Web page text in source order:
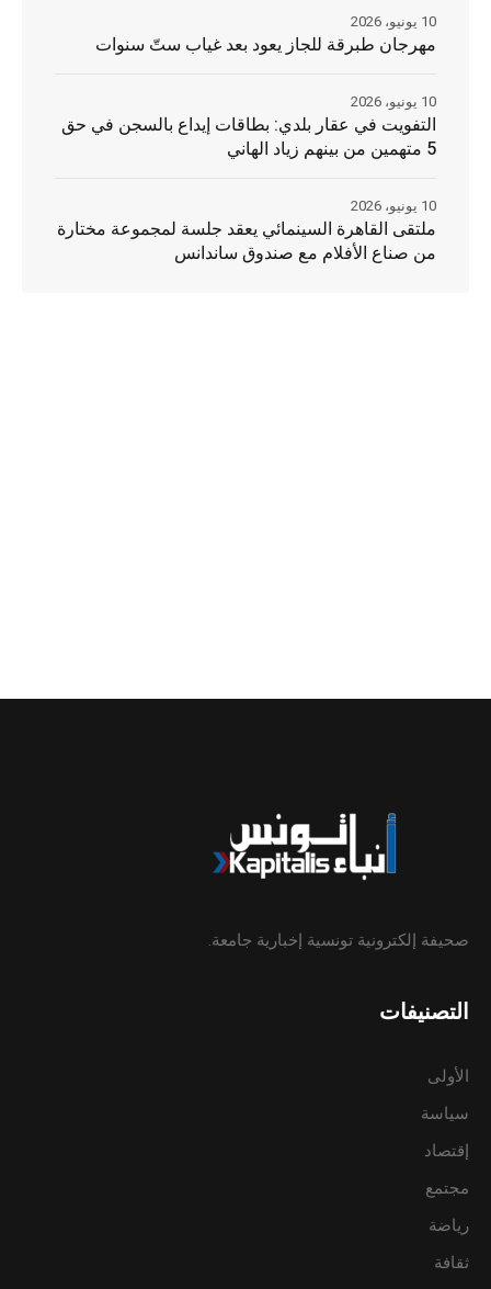
مهرجان طبرقة للجاز يعود بعد غياب ستّ سنوات
10 يونيو، 2026
التفويت في عقار بلدي: بطاقات إيداع بالسجن في حق
5 متهمين من بينهم زياد الهاني
10 يونيو، 2026
ملتقى القاهرة السينمائي يعقد جلسة لمجموعة مختارة
من صناع الأفلام مع صندوق ساندانس
10 يونيو، 2026
صحيفة إلكترونية تونسية إخبارية جامعة.
التصنيفات
الأولى
سياسة
إقتصاد
مجتمع
رياضة
ثقافة